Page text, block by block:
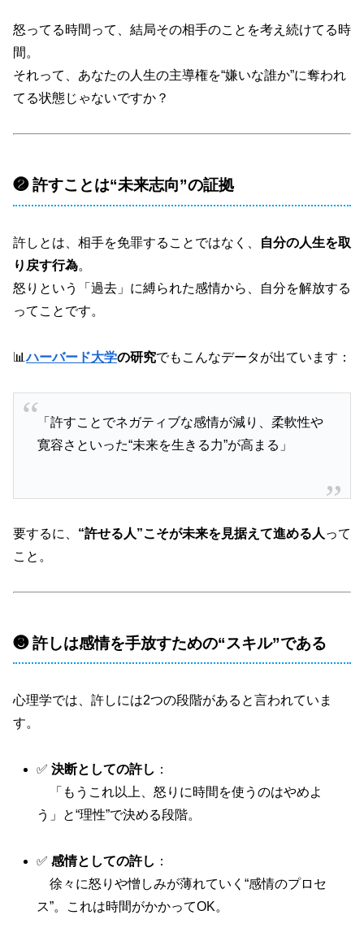
怒ってる時間って、結局その相手のことを考え続けてる時
間。
それって、あなたの人生の主導権を“嫌いな誰か”に奪われ
てる状態じゃないですか？
❷ 許すことは“未来志向”の証拠
許しとは、相手を免罪することではなく、
自分の人生を取
り戻す行為。
怒りという「過去」に縛られた感情から、自分を解放する
ってことです。
📊ハーバード大学の研究でもこんなデータが出ています：
「許すことでネガティブな感情が減り、柔軟性や
寛容さといった“未来を生きる力”が高まる」
要するに、 “許せる人”こそが未来を見据えて進める人 って
こと。
❸ 許しは感情を手放すための“スキル”である
心理学では、許しには2つの段階があると言われていま
す。
✅決断としての許し ：
「もうこれ以上、怒りに時間を使うのはやめよ
う」と“理性”で決める段階。
✅感情としての許し ：
徐々に怒りや憎しみが薄れていく“感情のプロセ
ス”。これは時間がかかってOK。